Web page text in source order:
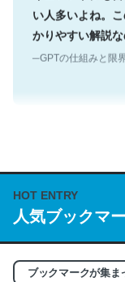
い人多いよね。
かりやすい解説
─GPTの仕組みと限
説してる記事が
https://
/064121
─GPTの仕組みと限
HOT ENTRY
人気ブックマ
ブックマークが集ま